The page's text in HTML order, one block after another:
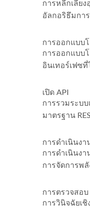
การหลีกเลี่ยง
อัลกอริธึมกา
การออกแบบ
การออกแบบ
อินเทอร์เฟซ
เปิด API
การรวมระบบ
มาตรฐาน
การดำเนินงา
การดำเนินงา
การจัดการพ
การตรวจสอบ
การวินิจฉัยเ